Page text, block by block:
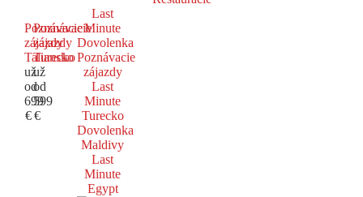
Poznávacie
zájazdy
Taliansko
už
od
699
€
Poznávacie
zájazdy
Turecko
už
od
599
€
Last
Minute
Dovolenka
Poznávacie
zájazdy
Last
Minute
Turecko
Dovolenka
Maldivy
Last
Minute
Egypt